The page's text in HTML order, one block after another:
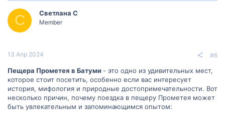
С Светлана С
Member
13 Апр 2024 #6
Пещера Прометея в Батуми - это одно из удивительных мест,
которое стоит посетить, особенно если вас интересует
история, мифология и природные достопримечательности. Вот
несколько причин, почему поездка в пещеру Прометея может
быть увлекательным и запоминающимся опытом: